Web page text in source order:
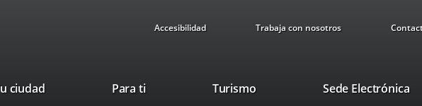
Accesibilidad Trabaja con nosotros
ciudad Para ti TurismoEste
Sede Electrónica